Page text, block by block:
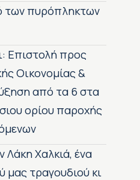
των πυρόπληκτων
Επιστολή προς
Οικονομίας &
από τα 6 στα
ορίου παροχής
Λάκη Χαλκιά, ένα
μας τραγουδιού κι